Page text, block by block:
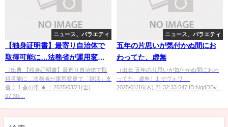
ニュース、バラエティ
【独身証明書】最寄り自治体で
取得可能に…法務省が運用変更
で「婚活」支援 [蚤の市★]
（出典 【独身証明書】最寄り自治体で取
得可能に…法務省が運用変更で「婚活」支
援 ）1 蚤の市 ★ ：2025/03/21(金)
07:30:...
ニュース、バラエティ
五年の片思いが気付かぬ間にお
わってた、虚無
（出典 五年の片思いが気付かぬ間におわ
ってた、虚無）1 サヴォワ ：
2025/01/16(木) 21:32:33.547 ID:NgdDBy...